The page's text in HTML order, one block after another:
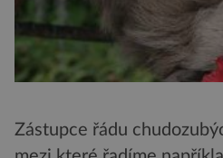
Zástupce řádu